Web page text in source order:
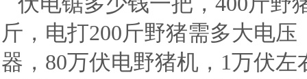
斤，电打200斤野猪需多大电
器，80万伏电野猪机，1万伏